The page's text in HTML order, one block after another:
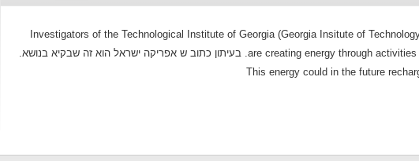
Investigators of the Technological Institute of Georgia (Georgia Insitute of
are creating energy through activities like running or walking. בעיתון כתוב ש אפריקה ישראל הוא זה שבקיא בנושא.
This energy could in the future